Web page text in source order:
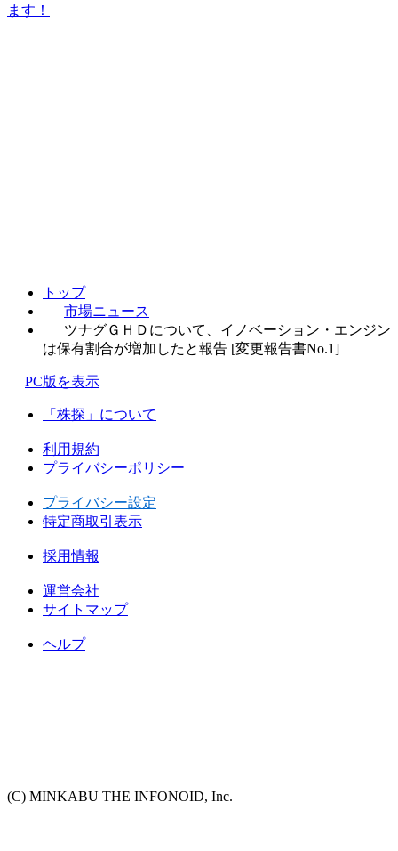
ます！
トップ
市場ニュース
ツナグＧＨＤについて、イノベーション・エンジン
は保有割合が増加したと報告 [変更報告書No.1]
PC版を表示
「株探」について
|
利用規約
プライバシーポリシー
|
プライバシー設定
特定商取引表示
|
採用情報
|
運営会社
サイトマップ
|
ヘルプ
(C) MINKABU THE INFONOID, Inc.